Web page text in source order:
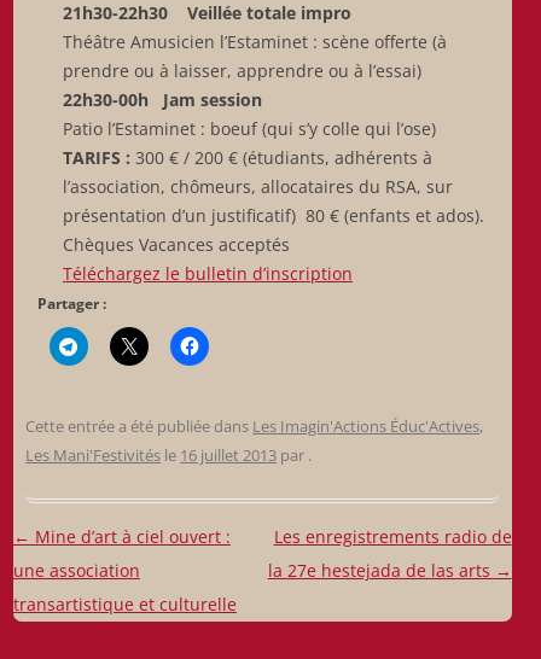
21h30-22h30 Veillée totale impro
Théâtre Amusicien l’Estaminet : scène offerte (à
prendre ou à laisser, apprendre ou à l’essai)
22h30-00h Jam session
Patio l’Estaminet : boeuf (qui s’y colle qui l’ose)
TARIFS : 300 € / 200 € (étudiants, adhérents à
l’association, chômeurs, allocataires du RSA, sur
présentation d’un justificatif) 80 € (enfants et ados).
Chèques Vacances acceptés
Téléchargez le bulletin d’inscription
Partager :
Cette entrée a été publiée dans Les Imagin'Actions Éduc'Actives,
Les Mani'Festivités le 16 juillet 2013 par .
Navigation
des
articles
← Mine d’art à ciel ouvert :
une association
transartistique et culturelle
Les enregistrements radio de
la 27e hestejada de las arts →